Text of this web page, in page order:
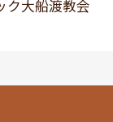
ク大船渡教会